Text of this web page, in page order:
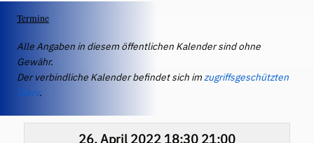
Termine
Alle Angaben in diesem öffentlichen Kalender sind ohne
Gewähr.
Der verbindliche Kalender befindet sich imzugriffsgeschützten
IServ.
26. April 2022 18:30 21:00